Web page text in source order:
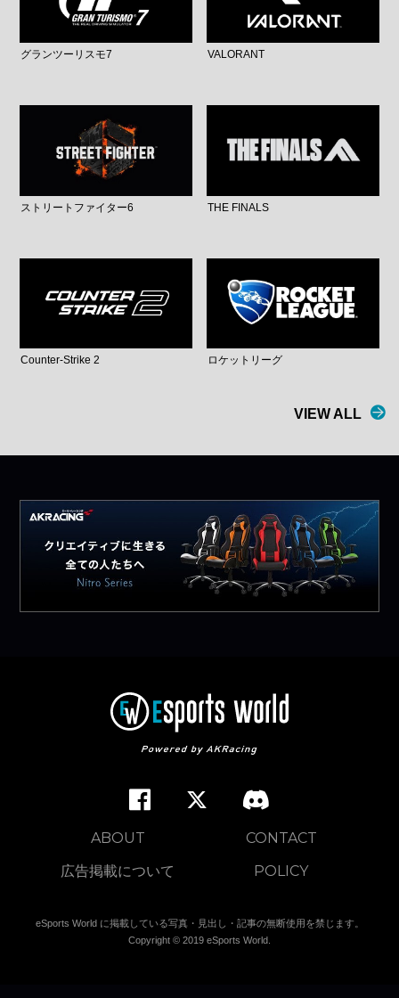
グランツーリスモ7 VALORANT
ストリートファイター6 THE FINALS
Counter-Strike 2 ロケットリーグ
VIEW ALL
ABOUT
CONTACT
広告掲載について
POLICY
eSports World に掲載している写真・見出し・記事の無断使用を禁じます。
Copyright © 2019 eSports World.